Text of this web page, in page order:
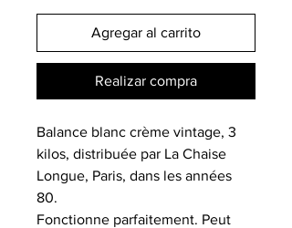
Agregar al carrito
Realizar compra
Balance blanc crème vintage, 3
kilos, distribuée par La Chaise
Longue, Paris, dans les années
80.
Fonctionne parfaitement. Peut